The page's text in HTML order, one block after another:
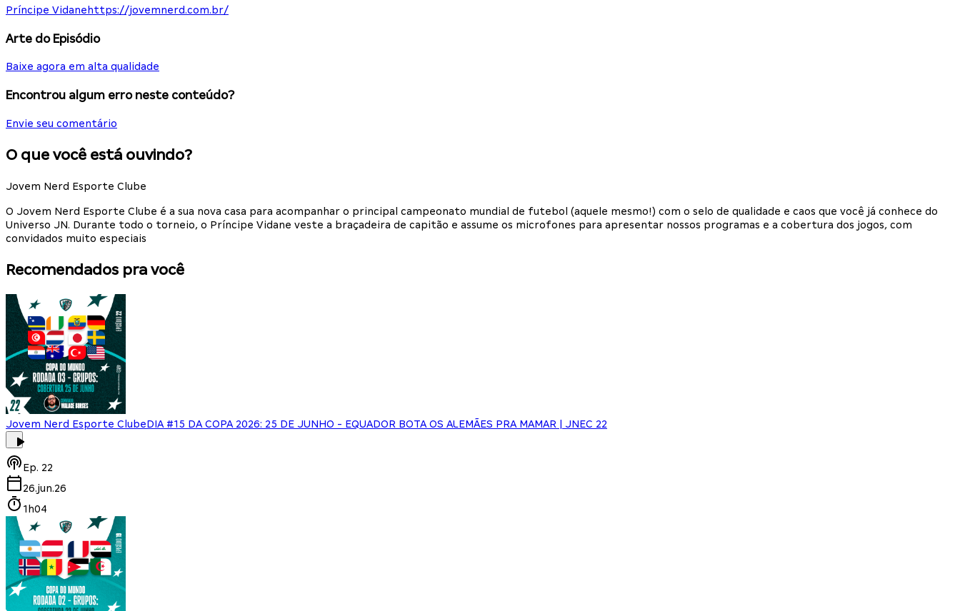
Príncipe Vidane https://jovemnerd.com.br/
Arte do Episódio
Baixe agora em alta qualidade
Encontrou algum erro neste conteúdo?
Envie seu comentário
O que você está ouvindo?
Jovem Nerd Esporte Clube
O Jovem Nerd Esporte Clube é a sua nova casa para acompanhar o principal campeonato mundial de futebol (aquele mesmo!) com o selo de qualidade e caos que você já conhece do
Universo JN. Durante todo o torneio, o Príncipe Vidane veste a braçadeira de capitão e assume os microfones para apresentar nossos programas e a cobertura dos jogos, com
convidados muito especiais
Recomendados pra você
Jovem Nerd Esporte ClubeDIA #15 DA COPA 2026: 25 DE JUNHO - EQUADOR BOTA OS ALEMÃES PRA MAMAR | JNEC 22
Ep. 22
26.jun.26
1h04